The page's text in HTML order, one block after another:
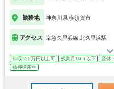
勤務地 神奈川県 横須賀市
アクセス 京急久里浜線 北久里浜駅
年収550万円以上可 残業月10ｈ以下 産休
積極採用中